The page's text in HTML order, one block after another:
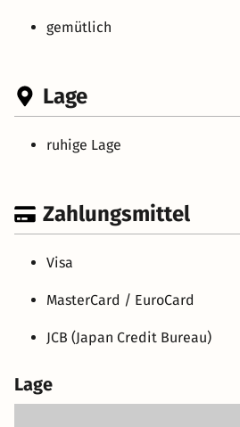
gemütlich
Lage
ruhige Lage
Zahlungsmittel
Visa
MasterCard / EuroCard
JCB (Japan Credit Bureau)
Lage